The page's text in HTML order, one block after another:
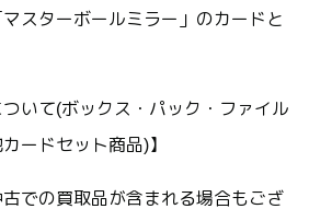
スターボールミラー」のカードと
ついて(ボックス・パック・ファイル
ードセット商品)】
での買取品が含まれる場合もござ